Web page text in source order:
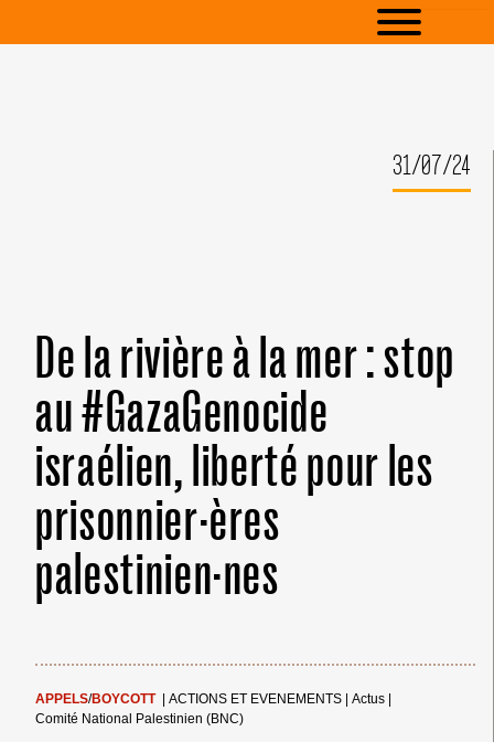
31/07/24
De la rivière à la mer : stop
au #GazaGenocide
israélien, liberté pour les
prisonnier·ères
palestinien·nes
APPELS/BOYCOTT ACTIONS ET EVENEMENTS Actus
Comité National Palestinien (BNC)